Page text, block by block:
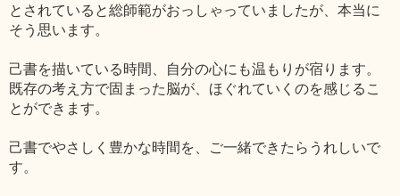
とされていると総師範がおっしゃっていましたが、本当に
そう思います。
己書を描いている時間、自分の心にも温もりが宿ります。
既存の考え方で固まった脳が、ほぐれていくのを感じるこ
とができます。
己書でやさしく豊かな時間を、ご一緒できたらうれしいで
す。